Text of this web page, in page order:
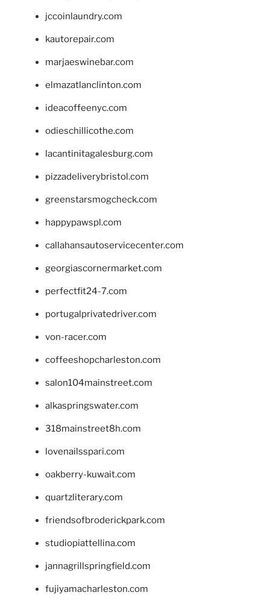
jccoinlaundry.com
kautorepair.com
marjaeswinebar.com
elmazatlanclinton.com
ideacoffeenyc.com
odieschillicothe.com
lacantinitagalesburg.com
pizzadeliverybristol.com
greenstarsmogcheck.com
happypawspl.com
callahansautoservicecenter.com
georgiascornermarket.com
perfectfit24-7.com
portugalprivatedriver.com
von-racer.com
coffeeshopcharleston.com
salon104mainstreet.com
alkaspringswater.com
318mainstreet8h.com
lovenailsspari.com
oakberry-kuwait.com
quartzliterary.com
friendsofbroderickpark.com
studiopiattellina.com
jannagrillspringfield.com
fujiyamacharleston.com